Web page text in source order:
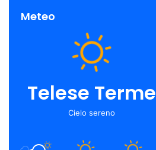
Meteo
Telese Terme
Cielo sereno